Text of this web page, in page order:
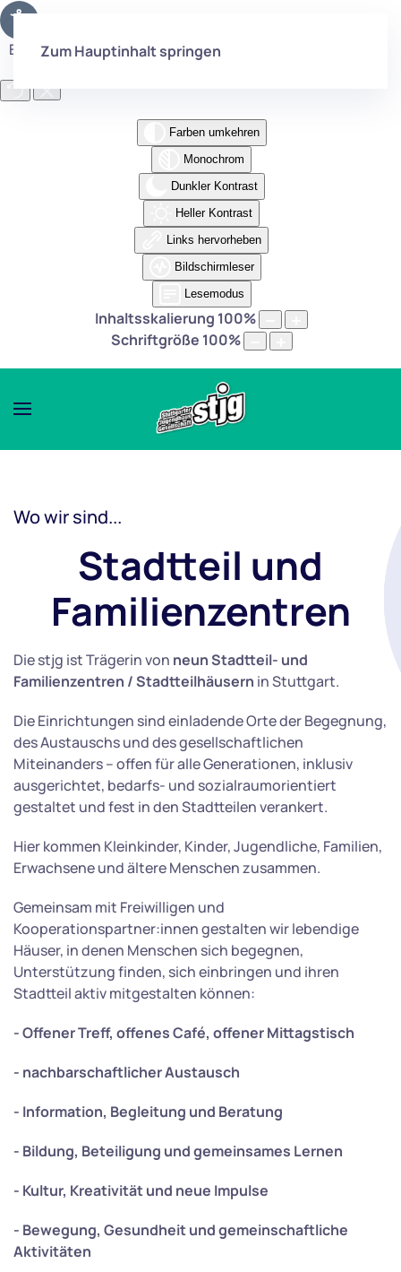
Eingabehilfen öffnen
Farben umkehren
Monochrom
Dunkler Kontrast
Heller Kontrast
Links hervorheben
Bildschirmleser
Lesemodus
Inhaltsskalierung 100%
Schriftgröße 100%
Zum Hauptinhalt springen
Wo wir sind...
Stadtteil und
Familienzentren
Die stjg ist Trägerin von neun Stadtteil- und
Familienzentren / Stadtteilhäusern in Stuttgart.
Die Einrichtungen sind einladende Orte der Begegnung,
des Austauschs und des gesellschaftlichen
Miteinanders – offen für alle Generationen, inklusiv
ausgerichtet, bedarfs- und sozialraumorientiert
gestaltet und fest in den Stadtteilen verankert.
Hier kommen Kleinkinder, Kinder, Jugendliche, Familien,
Erwachsene und ältere Menschen zusammen.
Gemeinsam mit Freiwilligen und
Kooperationspartner:innen gestalten wir lebendige
Häuser, in denen Menschen sich begegnen,
Unterstützung finden, sich einbringen und ihren
Stadtteil aktiv mitgestalten können:
- Offener Treff, offenes Café, offener Mittagstisch
- nachbarschaftlicher Austausch
- Information, Begleitung und Beratung
- Bildung, Beteiligung und gemeinsames Lernen
- Kultur, Kreativität und neue Impulse
- Bewegung, Gesundheit und gemeinschaftliche
Aktivitäten